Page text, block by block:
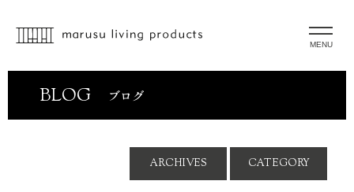
MENU
BLOG ブログ
ARCHIVES CATEGORY